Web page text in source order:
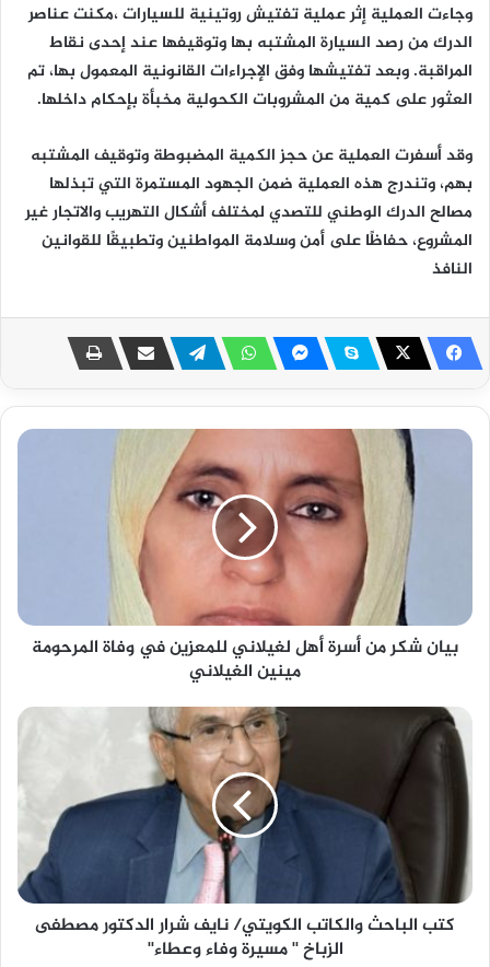
وجاءت العملية إثر عملية تفتيش روتينية للسيارات ،مكنت عناصر
الدرك من رصد السيارة المشتبه بها وتوقيفها عند إحدى نقاط
المراقبة. وبعد تفتيشها وفق الإجراءات القانونية المعمول بها، تم
العثور على كمية من المشروبات الكحولية مخبأة بإحكام داخلها.
وقد أسفرت العملية عن حجز الكمية المضبوطة وتوقيف المشتبه
بهم، وتندرج هذه العملية ضمن الجهود المستمرة التي تبذلها
مصالح الدرك الوطني للتصدي لمختلف أشكال التهريب والاتجار غير
المشروع، حفاظًا على أمن وسلامة المواطنين وتطبيقًا للقوانين
النافذ
بيان شكر من أسرة أهل لغيلاني للمعزين في وفاة المرحومة
مينين الغيلاني
كتب الباحث والكاتب الكويتي/ نايف شرار الدكتور مصطفى
الزباخ '' مسيرة وفاء وعطاء''